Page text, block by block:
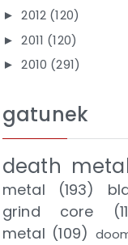
► 2012 (120)
► 2011 (120)
► 2010 (291)
gatunek
death
metal
(193)
grind core
metal (109)